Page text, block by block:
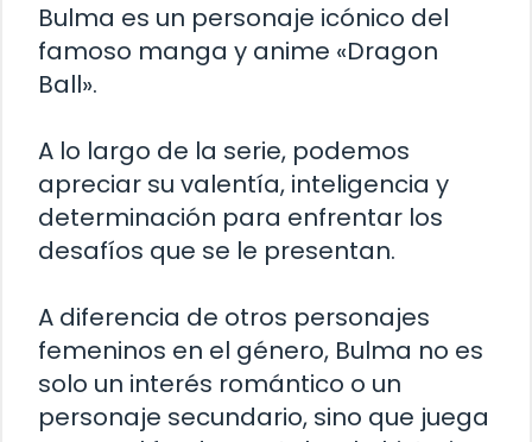
Bulma es un personaje icónico del
famoso manga y anime «Dragon
Ball».
A lo largo de la serie, podemos
apreciar su valentía, inteligencia y
determinación para enfrentar los
desafíos que se le presentan.
A diferencia de otros personajes
femeninos en el género, Bulma no es
solo un interés romántico o un
personaje secundario, sino que juega